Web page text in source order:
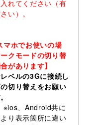
れてください（有
い）。
マホでお使いの場
クモードの切り替
があります】
ベルの3Gに接続し
切り替えをお願い
、Android共に
り表示箇所に違い